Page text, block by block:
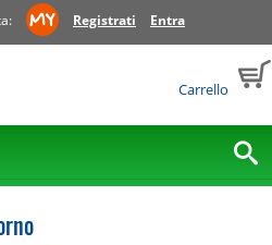
Registrati Entra
Carrello